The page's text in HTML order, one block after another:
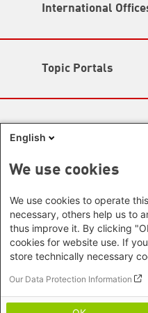
State-Level
Berlin
Bremen
Lower Saxony
Rhineland-Palatinate
Saarland
Saxony
Saxony-Anhalt
International
New Delhi Office - India
Seoul office - East
Dialogue
Horn of Africa Office -
Nairobi Office - Kenya,
Tanzania
Abuja Office - Nigeria
Dakar Office - Senegal
Cape Town Office -
Namibia, Zimbabwe
Topic Portals
Green Academy
Gunda-Werner-Institute
Studienwerk
German Green Party
German Green Party
European Greens
Greens in the EU
Footer
English
We use cookies
We use cookies to operate
necessary, others help us to
thus improve it. By clicking
cookies for website use. If
store technically necessary
Our Data Protection Information